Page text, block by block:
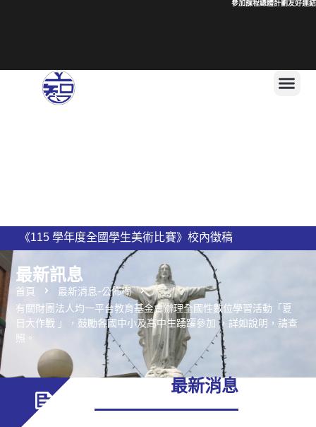
友好連結
參加課程總體計劃
1 新竹縣私立上智國民小學115學年度導師名單公告
上智國民小學 115學年度編班公告
最新訊息
首頁
最新消息-公佈欄
有關財團法人均一平台教育基金會辦理全國性數位學習活動「夏
日大作戰 」，鼓勵各國中小及高中生踴躍參加 ，詳如說明，請查
照。
最新消息